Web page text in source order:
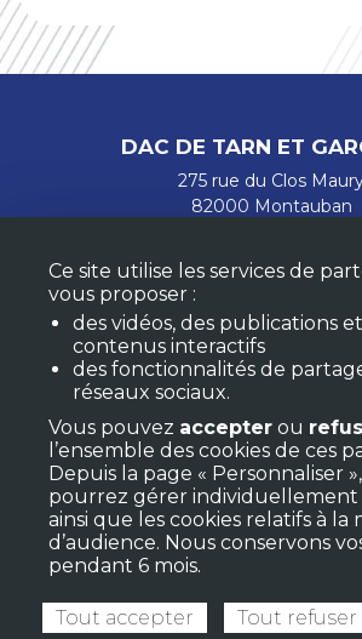
DAC DE TARN ET
275 rue du Clos
82000 Montauban
05 63 300 900
Mentions légales
Confidentialité et
RESTEZ
M'ABONNER À LA
F.A.Q.
Ce site utilise les services de
vous proposer :
des vidéos, des publications
contenus interactifs
des fonctionnalités de
réseaux sociaux.
Vous pouvez accepter ou
l’ensemble des cookies de ces
Depuis la page « Personnaliser
pourrez gérer individuellement
ainsi que les cookies relatifs à la
d’audience. Nous conservons
pendant 6 mois.
Tout accepter Tout refuser